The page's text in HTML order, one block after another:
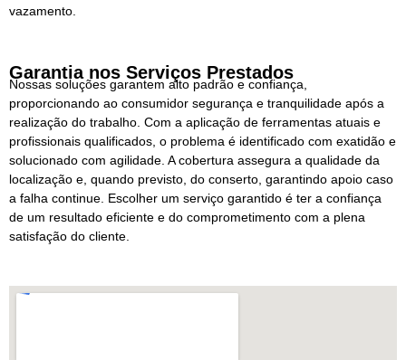
vazamento.
Garantia nos Serviços Prestados
Nossas soluções garantem alto padrão e confiança,
proporcionando ao consumidor segurança e tranquilidade após a
realização do trabalho. Com a aplicação de ferramentas atuais e
profissionais qualificados, o problema é identificado com exatidão e
solucionado com agilidade. A cobertura assegura a qualidade da
localização e, quando previsto, do conserto, garantindo apoio caso
a falha continue. Escolher um serviço garantido é ter a confiança
de um resultado eficiente e do comprometimento com a plena
satisfação do cliente.